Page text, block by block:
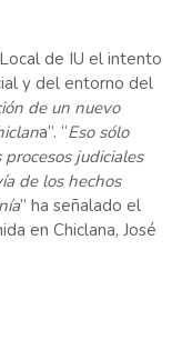
de IU el intento
y del entorno del
de un nuevo
a”. “Eso sólo
judiciales
de los hechos
” ha señalado el
en Chiclana, José